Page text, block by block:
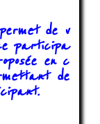
de v
participa
en c
de